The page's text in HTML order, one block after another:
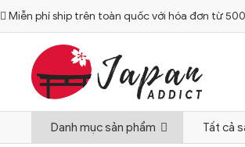
 Miễn phí ship trên toàn quốc với hóa đơn từ
Danh mục sản phẩm Tất cả